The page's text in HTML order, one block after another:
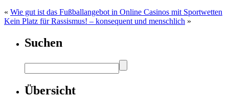
« Wie gut ist das Fußballangebot in Online Casinos mit Sportwetten
Kein Platz für Rassismus! – konsequent und menschlich »
Suchen
Übersicht